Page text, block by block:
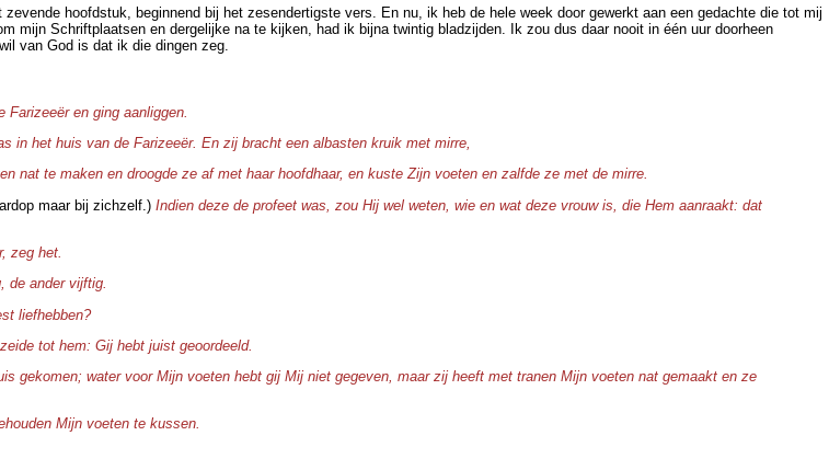
hoofdstuk, beginnend bij het zesendertigste vers. En nu, ik heb de hele week door gewerkt aan een gedachte die tot mij
mijn Schriftplaatsen en dergelijke na te kijken, had ik bijna twintig bladzijden. Ik zou dus daar nooit in één uur doorheen
van God is dat ik die dingen zeg.
en ging aanliggen.
in het huis van de Farizeeër. En zij bracht een albasten kruik met mirre,
nat te maken en droogde ze af met haar hoofdhaar, en kuste Zijn voeten en zalfde ze met de mirre.
maar bij zichzelf.) Indien deze de profeet was, zou Hij wel weten, wie en wat deze vrouw is, die Hem aanraakt: dat
zeg het.
de ander vijftig.
liefhebben?
tot hem: Gij hebt juist geoordeeld.
gekomen; water voor Mijn voeten hebt gij Mij niet gegeven, maar zij heeft met tranen Mijn voeten nat gemaakt en ze
Mijn voeten te kussen.